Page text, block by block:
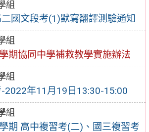
組
國文段考(1)默寫翻譯測驗通知
組
期協同中學補救教學實施辦法
組
2022年11月19日13:30-15:00
組
期 高中複習考(二)、國三複習考